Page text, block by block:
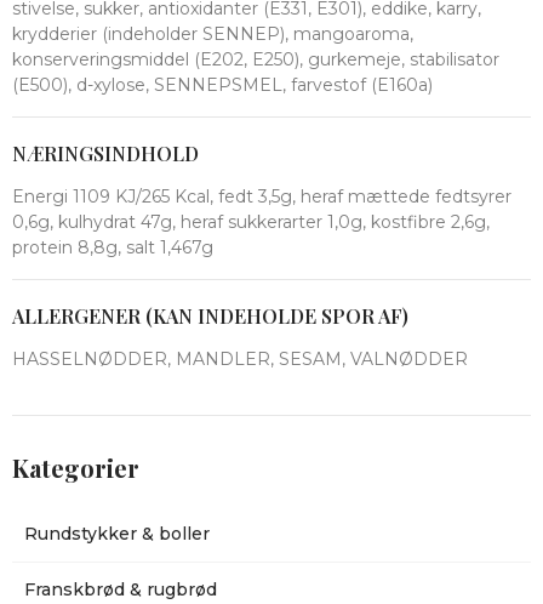
stivelse, sukker, antioxidanter (E331, E301), eddike, karry,
krydderier (indeholder SENNEP), mangoaroma,
konserveringsmiddel (E202, E250), gurkemeje, stabilisator
(E500), d-xylose, SENNEPSMEL, farvestof (E160a)
NÆRINGSINDHOLD
Energi 1109 KJ/265 Kcal, fedt 3,5g, heraf mættede fedtsyrer
0,6g, kulhydrat 47g, heraf sukkerarter 1,0g, kostfibre 2,6g,
protein 8,8g, salt 1,467g
ALLERGENER (KAN INDEHOLDE SPOR AF)
HASSELNØDDER, MANDLER, SESAM, VALNØDDER
Kategorier
Rundstykker & boller
Franskbrød & rugbrød